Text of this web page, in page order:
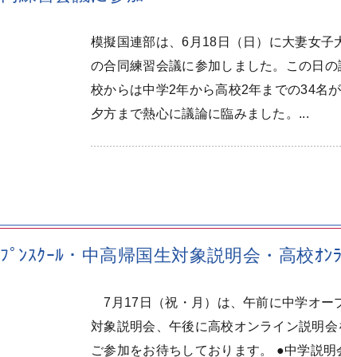
模擬国連部は、6月18日（日）に大妻女子
の合同練習会議に参加しました。この日
校からは中学2年から高校2年までの34名
夕方まで熱心に議論に臨みました。...
ﾟﾝｽｸｰﾙ・中高帰国生対象説明会・高校ｵﾝ
7月17日（祝・月）は、午前に中学オー
対象説明会、午後に高校オンライン説明
ご参加をお待ちしております。 ●中学説